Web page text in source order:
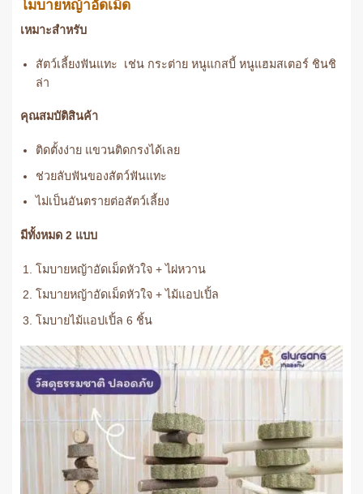
โมบายหญ้าอัดเม็ด
เหมาะสำหรับ
สัตว์เลี้ยงฟันแทะ เช่น กระต่าย หนูแกสบี้ หนูแฮมสเตอร์ ชินชิ
ล่า
คุณสมบัติสินค้า
ติดตั้งง่าย แขวนติดกรงได้เลย
ช่วยลับฟันของสัตว์ฟันแทะ
ไม่เป็นอันตรายต่อสัตว์เลี้ยง
มีทั้งหมด 2 แบบ
โมบายหญ้าอัดเม็ดหัวใจ + ไผ่หวาน
โมบายหญ้าอัดเม็ดหัวใจ + ไม้แอปเปิ้ล
โมบายไม้แอปเปิ้ล 6 ชิ้น